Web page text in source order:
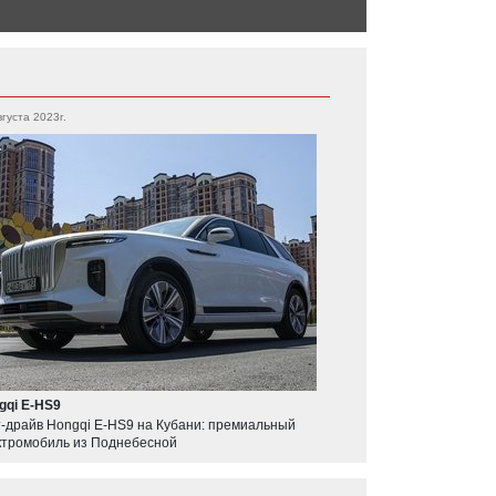
2023г.
E-HS9
драйв Hongqi E-HS9 на Кубани: премиальный
из Поднебесной